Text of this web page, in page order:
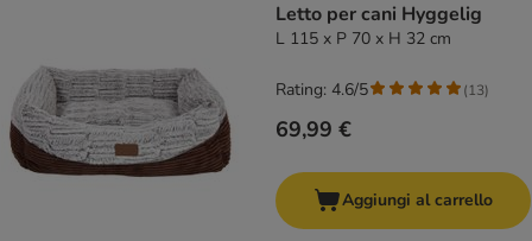
Letto per cani Hyggelig
L 115 x P 70 x H 32 cm
69,99 €
Rating: 4.6/5 (13)
Aggiungi al carrello